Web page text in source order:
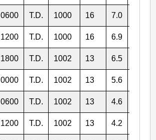
0600 T.D. 1000 16 7.0
1200 T.D. 1000 16 6.9
1800 T.D. 1002 13 6.5
0000 T.D. 1002 13 5.6
0600 T.D. 1002 13 4.6
1200 T.D. 1002 13 4.2